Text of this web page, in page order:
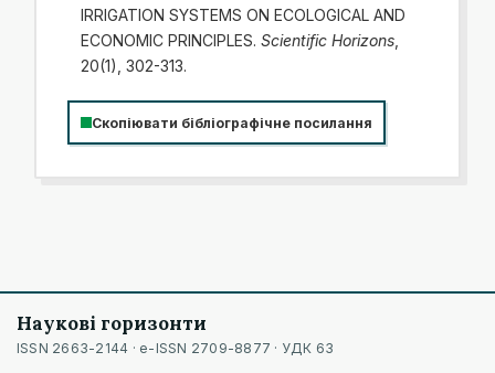
IRRIGATION SYSTEMS ON ECOLOGICAL AND
ECONOMIC PRINCIPLES. Scientific Horizons,
20(1), 302-313.
Скопіювати бібліографічне посилання
Наукові горизонти
ISSN 2663-2144 · e-ISSN 2709-8877 · УДК 63